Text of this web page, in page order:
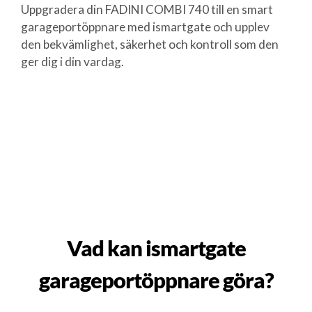
Uppgradera din FADINI COMBI 740 till en smart
garageportöppnare med ismartgate och upplev
den bekvämlighet, säkerhet och kontroll som den
ger dig i din vardag.
Vad kan ismartgate
garageportöppnare göra?